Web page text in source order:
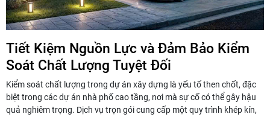
Tiết Kiệm Nguồn Lực và Đảm Bảo Kiểm
Soát Chất Lượng Tuyệt Đối
Kiểm soát chất lượng trong dự án xây dựng là yếu tố then chốt, đặc
biệt trong các dự án nhà phố cao tầng, nơi mà sự cố có thể gây hậu
quả nghiêm trọng. Dịch vụ trọn gói cung cấp một quy trình khép kín,